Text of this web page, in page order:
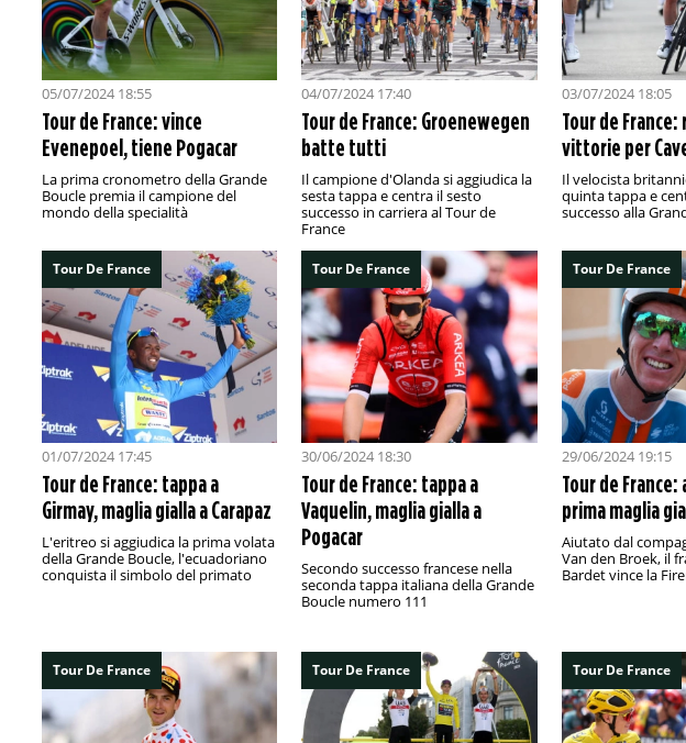
05/07/2024 18:55
Tour de France: vince
Evenepoel, tiene Pogacar
La prima cronometro della Grande
Boucle premia il campione del
mondo della specialità
04/07/2024 17:40
Tour de France: Groenewegen
batte tutti
Il campione d'Olanda si aggiudica la
sesta tappa e centra il sesto
successo in carriera al Tour de
France
03/07/2024 18:05
Tour de
vittorie per
Il velocista
quinta tappa e
successo alla
Tour De France
01/07/2024 17:45
Tour de France: tappa a
Girmay, maglia gialla a Carapaz
L'eritreo si aggiudica la prima volata
della Grande Boucle, l'ecuadoriano
conquista il simbolo del primato
Tour De France
30/06/2024 18:30
Tour de France: tappa a
Vaquelin, maglia gialla a
Pogacar
Secondo successo francese nella
seconda tappa italiana della Grande
Boucle numero 111
Tour De France
29/06/2024 19:15
Tour de France:
prima maglia
Aiutato dal
Van den Broek, il
Bardet vince la
Tour De France Tour De France Tour De France